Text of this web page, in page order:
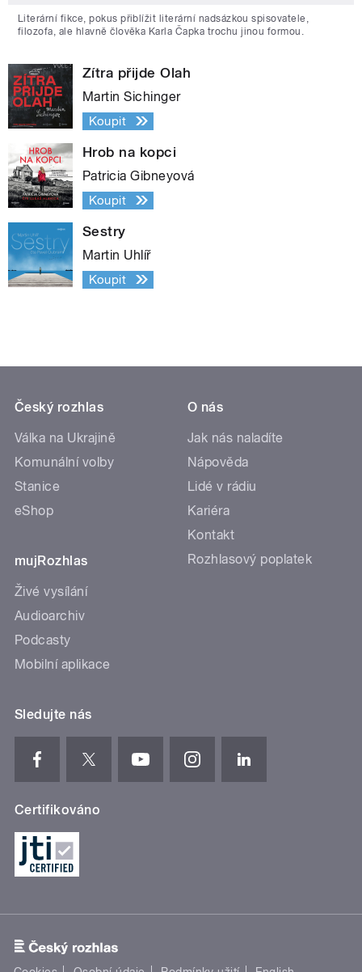
Literární fikce, pokus přiblížit literární nadsázkou spisovatele,
filozofa, ale hlavně člověka Karla Čapka trochu jinou formou.
Zítra přijde Olah
Martin Sichinger
Koupit
Hrob na kopci
Patricia Gibneyová
Koupit
Sestry
Martin Uhlíř
Koupit
Český rozhlas
Válka na Ukrajině
Komunální volby
Stanice
eShop
mujRozhlas
Živé vysílání
Audioarchiv
Podcasty
Mobilní aplikace
O nás
Jak nás naladíte
Nápověda
Lidé v rádiu
Kariéra
Kontakt
Rozhlasový poplatek
Sledujte nás
Certifikováno